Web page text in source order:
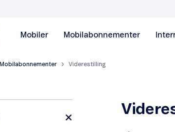
Mobiler Mobilabonnementer
Mobilabonnementer Viderestilling